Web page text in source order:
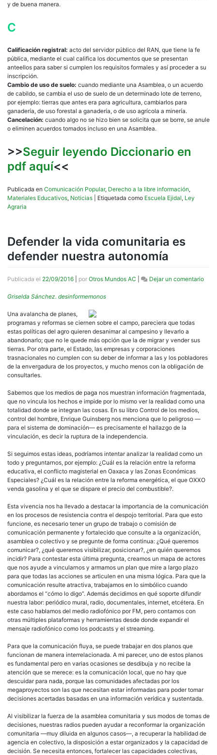
y de buena manera.
C
Calificación registral: acto del servidor público del RAN, que tiene la fe
pública, mediante el cual califica los documentos que se presentan
anteellos para saber si cumplen los requisitos formales y así proceder a su
inscripción.
Cambio de uso de suelo: cuando mediante una Asamblea, o un acuerdo
de cabildo, se cambia el uso de suelo de un determinado lote de terreno,
por ejemplo: tierras que antes era para agricultura, cambiarlos para
ganadería, de uso forestal a ganadería, o de uso agrícola a minería.
Cancelación: cuando algo no se hizo bien se solicita que se borre, se anule
o eliminen acuerdos tomados incluso en una Asamblea.
>>Seguir leyendo Diccionario en
pdf aquí<<
Publicada en Comunicación Popular, Derecho a la libre información,
Materiales Educativos, Noticias Etiquetada como Escuela Ejidal, Ley
Agraria
Defender la vida comunitaria es
defender nuestra autonomía
Publicada el 22/09/2016 por Otros Mundos AC Dejar un comentarioen
Griselda Sánchez. desinformemonos
Una avalancha de planes,
programas y reformas se ciernen sobre el campo, pareciera que todas
estas políticas del agro quieren desanimar al campesino y llevarlo a
abandonarlo; que no le quede más opción que la de migrar y vender sus
tierras. Por otra parte, el Estado, las empresas y corporaciones
trasnacionales no cumplen con su deber de informar a las y los pobladores
de la envergadura de los proyectos, y mucho menos con la obligación de
consultarles.
Sabemos que los medios de paga nos muestran información fragmentada,
que no vincula los hechos e impide por lo mismo ver la realidad como una
totalidad donde se integran las cosas. En su libro Control de los medios,
control del hombre, Enrique Guinsberg nos menciona que lo peligroso —
para el sistema de dominación— es precisamente el hallazgo de la
vinculación, es decir la ruptura de la independencia.
Si seguimos estas ideas, podríamos intentar analizar la realidad como un
todo y preguntarnos, por ejemplo: ¿Cuál es la relación entre la reforma
educativa, el conflicto magisterial en Oaxaca y las Zonas Económicas
Especiales? ¿Cuál es la relación entre la reforma energética, el que OXXO
venda gasolina y el que se dispare el precio del combustible?.
Esta vivencia nos ha llevado a destacar la importancia de la comunicación
en los procesos de resistencia contra el despojo territorial. Para que esto
funcione, es necesario tener un grupo de trabajo o comisión de
comunicación permanente y fortalecido que consulte a la organización,
asamblea o colectivo y se pregunte de forma continua: ¿Qué queremos
comunicar?, ¿qué queremos visibilizar, posicionar?, ¿en quién queremos
incidir? Para contestar esta última pregunta, creamos un mapa de actores
que nos ayude a vincularnos y armamos un plan que mire a largo plazo
para que todas las acciones se articulen en una misma lógica. Para que la
comunicación resulte atractiva, trabajamos en lo simbólico cuando
abordamos el “cómo lo digo”. Además decidimos en qué soporte difundir
nuestra labor: periódico mural, radio, documentales, internet, etcétera. En
este caso hablamos del medio radiofónico por FM, pero contamos con
otras múltiples plataformas y herramientas desde donde expandir el
mensaje radiofónico como los podcasts y el streaming.
Para que la comunicación fluya, se puede trabajar en dos planos que
funcionan de manera interrelacionada. A mi parecer, uno de estos planos
es fundamental pero en varias ocasiones se desdibuja y no recibe la
atención que se merece: es la comunicación local, que no hay que
descuidar para nada, porque las comunidades afectadas por los
megaproyectos son las que necesitan estar informadas para poder tomar
decisiones acertadas basadas en una información verídica y sustentada.
Al visibilizar la fuerza de la asamblea comunitaria y sus modos de tomas de
decisiones, nuestras radios pueden ayudar a reconformar la organización
comunitaria —muy diluida en algunos casos—, a recuperar la habilidad de
agencia en colectivo, la disposición a estar organizados y la capacidad de
decisión. Se necesita entonces, fortalecer las capacidades colectivas,